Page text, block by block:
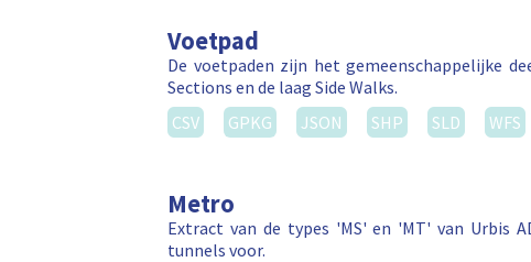
Voetpad
De voetpaden zijn het gemeenschappelijke
Sections en de laag Side Walks.
CSV
GPKG JSON SHP SLD WFS
Metro
Extract van de types 'MS' en 'MT' van Urbis
tunnels voor.